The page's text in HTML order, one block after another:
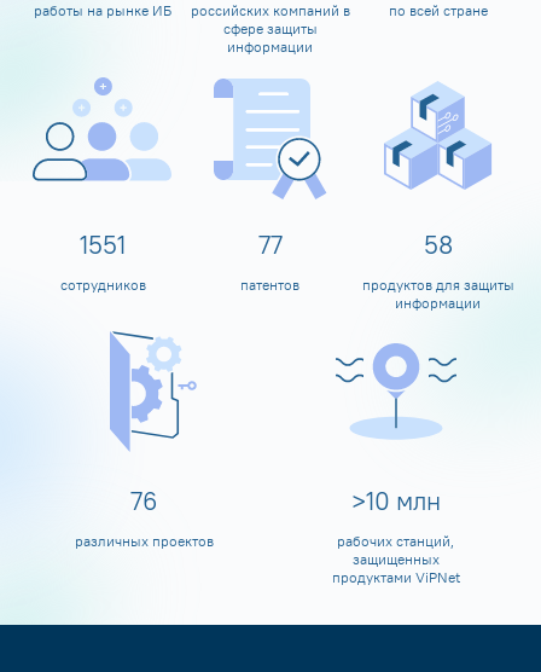
работы на рынке ИБ
российских компаний в
сфере защиты
информации
по всей стране
1600
сотрудников
80
патентов
60
продуктов для защиты
информации
80
различных проектов
>10 млн
рабочих станций,
защищенных
продуктами ViPNet